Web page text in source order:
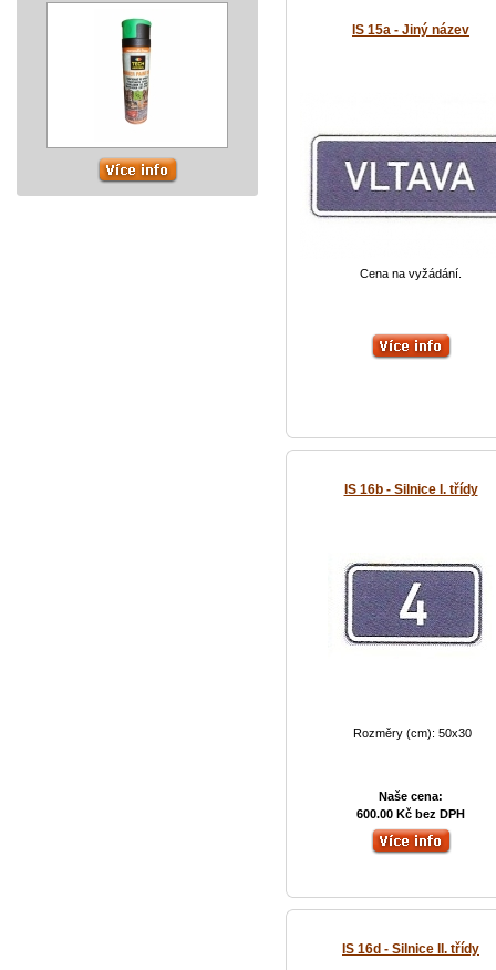
IS 15a - Jiný název
Cena na vyžádání.
IS 16b - Silnice I. třídy
Rozměry (cm): 50x30
Naše cena:
600.00 Kč bez DPH
IS 16d - Silnice II. třídy